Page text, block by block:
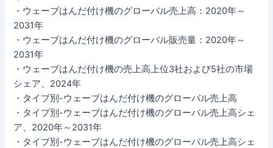
・ウェーブはんだ付け機のグローバル売上高：2020年～
2031年
・ウェーブはんだ付け機のグローバル販売量：2020年～
2031年
・ウェーブはんだ付け機の売上高上位3社および5社の市場
シェア、2024年
・タイプ別-ウェーブはんだ付け機のグローバル売上高
・タイプ別-ウェーブはんだ付け機のグローバル売上高シェ
ア、2020年～2031年
・タイプ別-ウェーブはんだ付け機のグローバル売上高シェ